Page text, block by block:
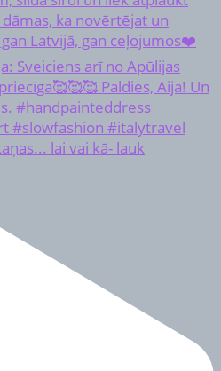
lai vai kā- lauk